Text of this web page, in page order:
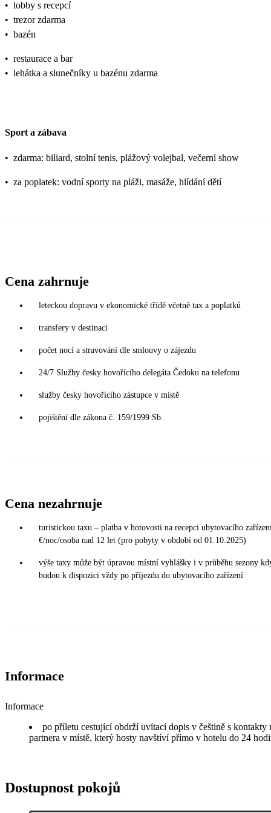
• lobby s recepcí
• trezor zdarma
• bazén
• restaurace a bar
• lehátka a slunečníky u bazénu zdarma
Sport a zábava
• zdarma: biliard, stolní tenis, plážový volejbal, večerní show
• za poplatek: vodní sporty na pláži, masáže, hlídání dětí
Cena zahrnuje
leteckou dopravu v ekonomické třídě včetně tax a poplatků
transfery v destinaci
počet nocí a stravování dle smlouvy o zájezdu
24/7 Služby česky hovořícího delegáta Čedoku na telefonu
služby česky hovořícího zástupce v místě
pojištění dle zákona č. 159/1999 Sb.
Cena nezahrnuje
turistickou taxu – platba v hotovosti na recepci ubytovacího
€/noc/osoba nad 12 let (pro pobyty v období od 01.10.2025)
výše taxy může být úpravou místní vyhlášky i v průběhu sezony
budou k dispozici vždy po příjezdu do ubytovacího zařízení
Informace
Informace
po příletu cestující obdrží uvítací dopis v češtině s kontakty
partnera v místě, který hosty navštíví přímo v hotelu do 24
Dostupnost pokojů